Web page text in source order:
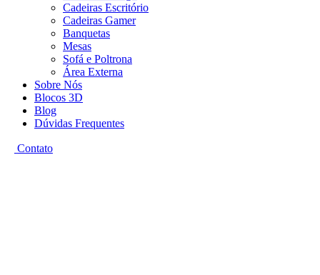
Cadeiras Escritório
Cadeiras Gamer
Banquetas
Mesas
Sofá e Poltrona
Área Externa
Sobre Nós
Blocos 3D
Blog
Dúvidas Frequentes
Contato